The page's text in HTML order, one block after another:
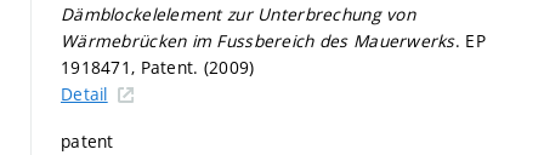
Dämblockelelement zur Unterbrechung von
Wärmebrücken im Fussbereich des Mauerwerks. EP
1918471, Patent. (2009)
Detail
patent